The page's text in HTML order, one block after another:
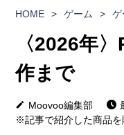
HOME > ゲーム > ゲ
〈2026年
作まで
Moovoo編集部
※記事で紹介した商品を